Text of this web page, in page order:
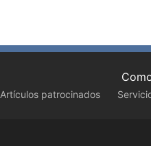
Artículos patrocinados